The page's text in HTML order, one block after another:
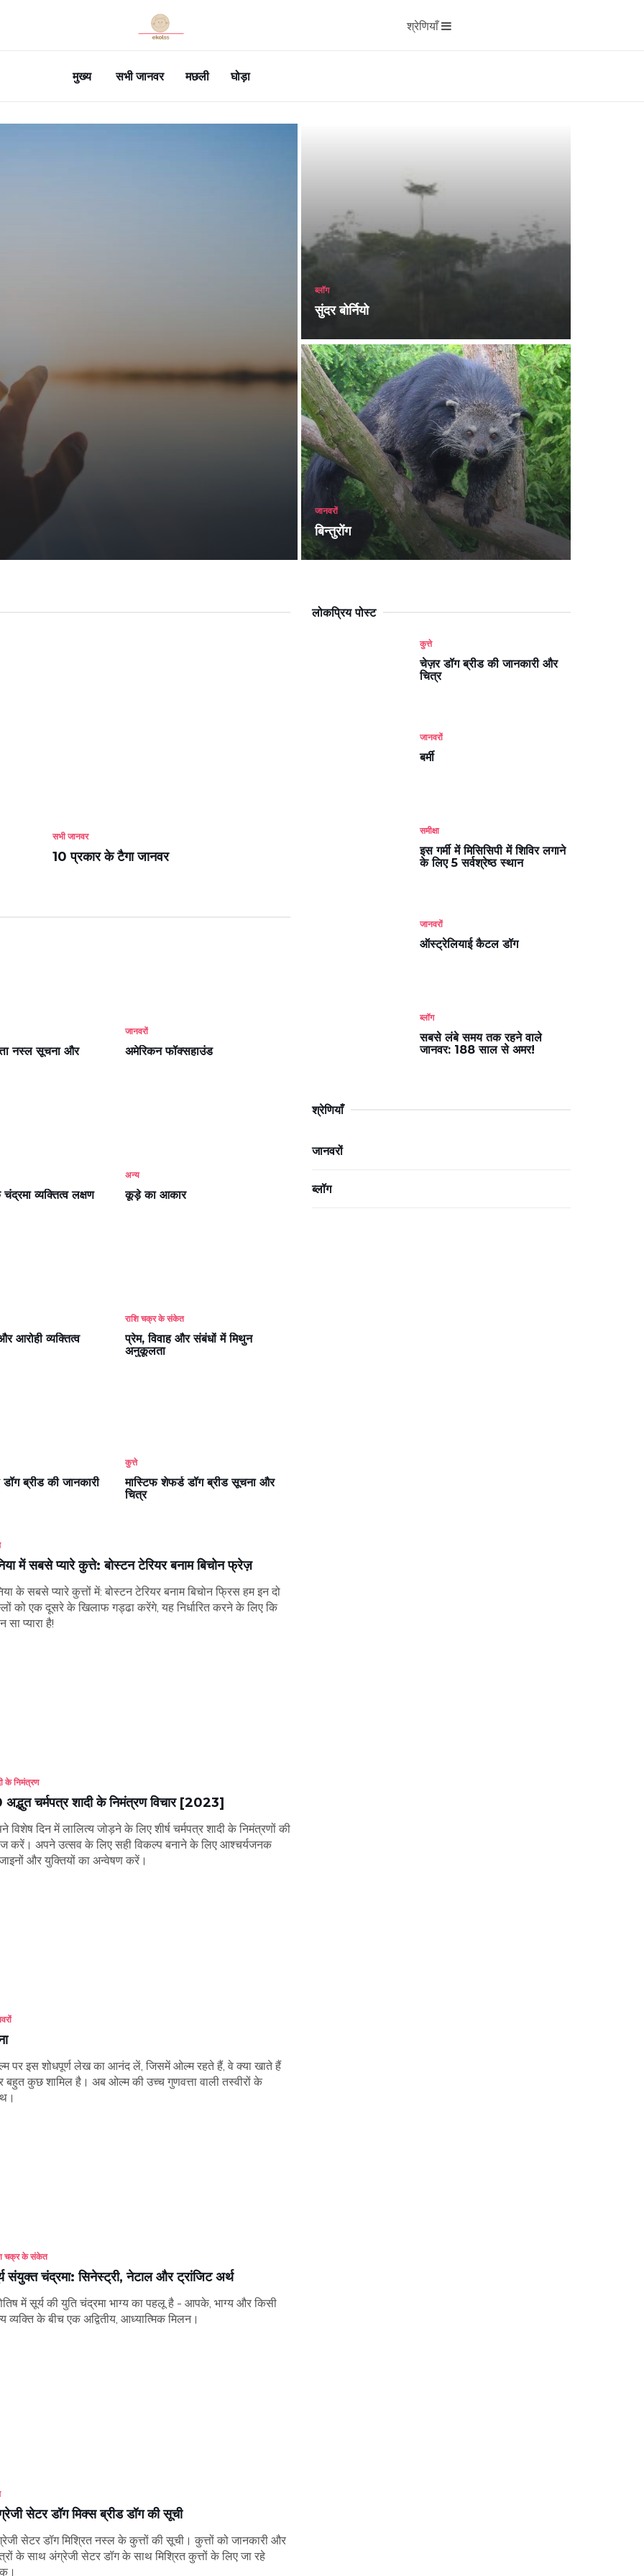
श्रेणियाँ
मुख्य सभी जानवर मछली घोड़ा
ब्लॉग
सुंदर बोर्नियो
जानवरों
बिन्तुरोंग
सभी जानवर
10 प्रकार के टैगा जानवर
नस्ल सूचना और
जानवरों
अमेरिकन फॉक्सहाउंड
व्यक्तित्व लक्षण
अन्य
कूड़े का आकार
आरोही व्यक्तित्व
राशि चक्र के संकेत
प्रेम, विवाह और संबंधों में मिथुन
अनुकूलता
डॉग ब्रीड की जानकारी
कुत्ते
मास्टिफ शेफर्ड डॉग ब्रीड सूचना और
चित्र
लोकप्रिय पोस्ट
कुत्ते
चेज़र डॉग ब्रीड की जानकारी और
चित्र
जानवरों
बर्मी
समीक्षा
इस गर्मी में मिसिसिपी में शिविर लगाने
के लिए 5 सर्वश्रेष्ठ स्थान
जानवरों
ऑस्ट्रेलियाई कैटल डॉग
ब्लॉग
सबसे लंबे समय तक रहने वाले
जानवर: 188 साल से अमर!
श्रेणियाँ
जानवरों
ब्लॉग
में सबसे प्यारे कुत्ते: बोस्टन टेरियर बनाम बिचोन फ्रेज़
के सबसे प्यारे कुत्तों में: बोस्टन टेरियर बनाम बिचोन फ्रिस हम इन दो
को एक दूसरे के खिलाफ गड्ढा करेंगे, यह निर्धारित करने के लिए कि
सा प्यारा है!
के निमंत्रण
अद्भुत चर्मपत्र शादी के निमंत्रण विचार [2023]
विशेष दिन में लालित्य जोड़ने के लिए शीर्ष चर्मपत्र शादी के निमंत्रणों की
करें। अपने उत्सव के लिए सही विकल्प बनाने के लिए आश्चर्यजनक
और युक्तियों का अन्वेषण करें।
पर इस शोधपूर्ण लेख का आनंद लें, जिसमें ओल्म रहते हैं, वे क्या खाते हैं
बहुत कुछ शामिल है। अब ओल्म की उच्च गुणवत्ता वाली तस्वीरों के
चक्र के संकेत
संयुक्त चंद्रमा: सिनेस्ट्री, नेटाल और ट्रांजिट अर्थ
में सूर्य की युति चंद्रमा भाग्य का पहलू है - आपके, भाग्य और किसी
व्यक्ति के बीच एक अद्वितीय, आध्यात्मिक मिलन।
सेटर डॉग मिक्स ब्रीड डॉग की सूची
सेटर डॉग मिश्रित नस्ल के कुत्तों की सूची। कुत्तों को जानकारी और
के साथ अंग्रेजी सेटर डॉग के साथ मिश्रित कुत्तों के लिए जा रहे